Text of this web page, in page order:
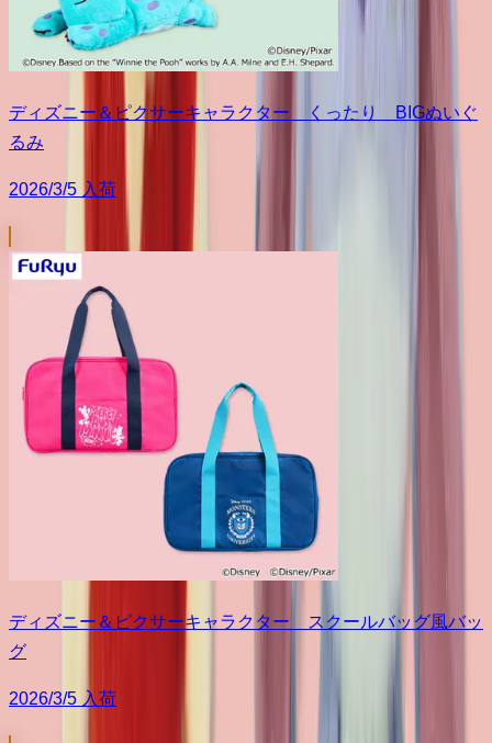
ディズニー＆ピクサーキャラクター くったり BIGぬいぐ
るみ
2026/3/5 入荷
ディズニー＆ピクサーキャラクター スクールバッグ風バッ
グ
2026/3/5 入荷